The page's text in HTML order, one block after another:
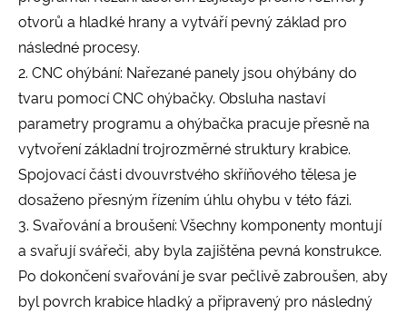
otvorů a hladké hrany a vytváří pevný základ pro
následné procesy.
2. CNC ohýbání: Nařezané panely jsou ohýbány do
tvaru pomocí CNC ohýbačky. Obsluha nastaví
parametry programu a ohýbačka pracuje přesně na
vytvoření základní trojrozměrné struktury krabice.
Spojovací části dvouvrstvého skříňového tělesa je
dosaženo přesným řízením úhlu ohybu v této fázi.
3. Svařování a broušení: Všechny komponenty montují
a svařují svářeči, aby byla zajištěna pevná konstrukce.
Po dokončení svařování je svar pečlivě zabroušen, aby
byl povrch krabice hladký a připravený pro následný